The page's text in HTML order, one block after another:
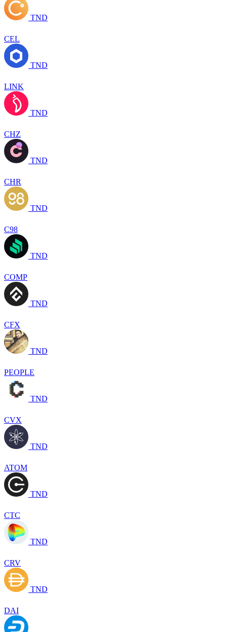
TND
CEL
TND
LINK
TND
CHZ
TND
CHR
TND
C98
TND
COMP
TND
CFX
TND
PEOPLE
TND
CVX
TND
ATOM
TND
CTC
TND
CRV
TND
DAI